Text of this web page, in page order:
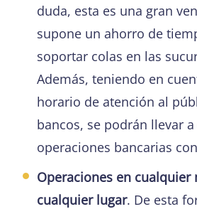
duda, esta es una gran
supone un ahorro de
soportar colas en las
Además, teniendo en
horario de atención al
bancos, se podrán llevar
operaciones bancarias
Operaciones en cualquier
cualquier lugar. De esta